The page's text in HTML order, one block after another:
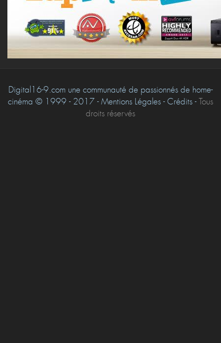
Digital16-9.com une communauté de passionnés de home-
cinéma © 1999 - 2017 - Mentions Légales - Crédits -Tous
droits réservés